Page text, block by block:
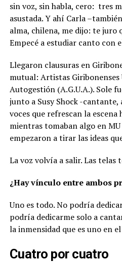
sin voz, sin habla, cero: tres
asustada. Y ahí Carla
alma, chilena, me dijo: te juro
Empecé a estudiar canto con
Llegaron clausuras en
mutual: Artistas Giribonenses
Autogestión (A.G.U.A.). Sole
junto a Susy Shock -
voces que refrescan la
mientras tomaban algo en
empezaron a tirar las ideas
La voz volvía a salir. Las telas
¿Hay vínculo entre ambos
Uno es todo. No podría
podría dedicarme solo a
la inmensidad que es uno en
Cuatro por cuatro